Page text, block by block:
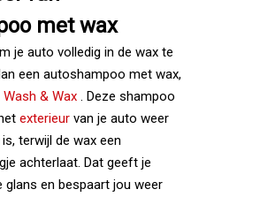
met wax
je auto volledig in de wax te
een autoshampoo met wax,
& Wax . Deze shampoo
exterieur van je auto weer
terwijl de wax een
achterlaat. Dat geeft je
glans en bespaart jou weer